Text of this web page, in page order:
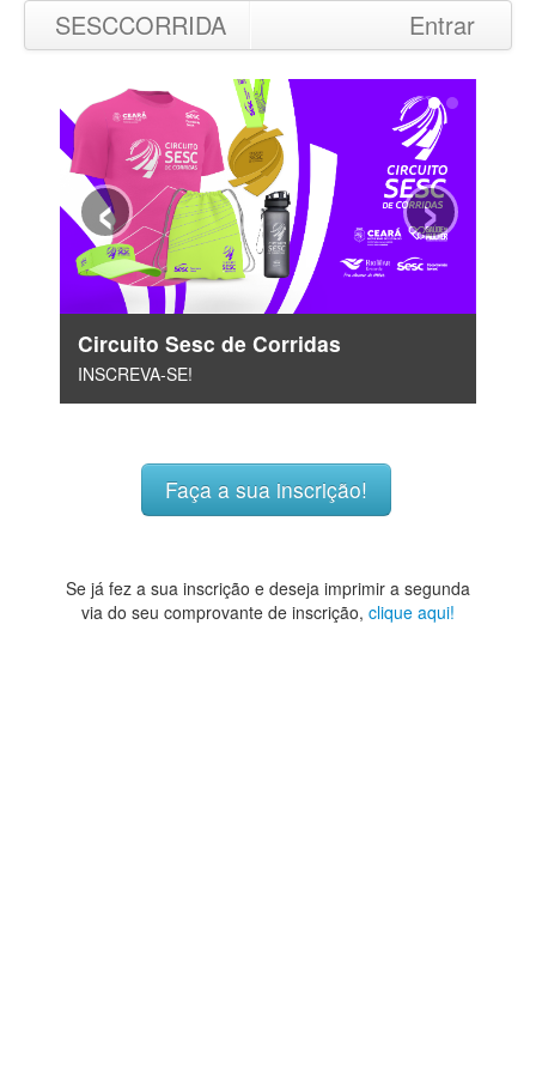
SESCCORRIDA Entrar
Circuito Sesc de Corridas
INSCREVA-SE!
‹ ›
Faça a sua inscrição!
Se já fez a sua inscrição e deseja imprimir a segunda
via do seu comprovante de inscrição, clique aqui!